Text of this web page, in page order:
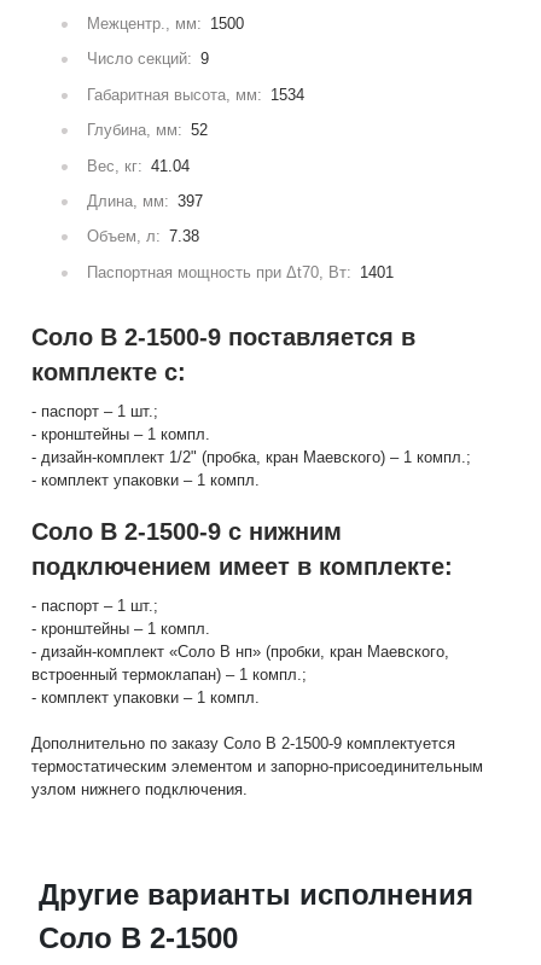
Межцентр., мм: 1500
Число секций: 9
Габаритная высота, мм: 1534
Глубина, мм: 52
Вес, кг: 41.04
Длина, мм: 397
Объем, л: 7.38
Паспортная мощность при Δt70, Вт: 1401
Соло В 2-1500-9 поставляется в
комплекте с:
- паспорт – 1 шт.;
- кронштейны – 1 компл.
- дизайн-комплект 1/2" (пробка, кран Маевского) – 1 компл.;
- комплект упаковки – 1 компл.
Соло В 2-1500-9 с нижним
подключением имеет в комплекте:
- паспорт – 1 шт.;
- кронштейны – 1 компл.
- дизайн-комплект «Соло В нп» (пробки, кран Маевского,
встроенный термоклапан) – 1 компл.;
- комплект упаковки – 1 компл.
Дополнительно по заказу Соло В 2-1500-9 комплектуется
термостатическим элементом и запорно-присоединительным
узлом нижнего подключения.
Другие варианты исполнения
Соло В 2-1500